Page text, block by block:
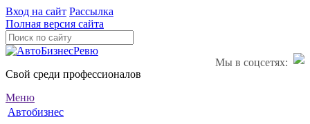
Вход на сайт Рассылка
Полная версия сайта
Мы в соцсетях:
Свой среди профессионалов
Меню
Автобизнес